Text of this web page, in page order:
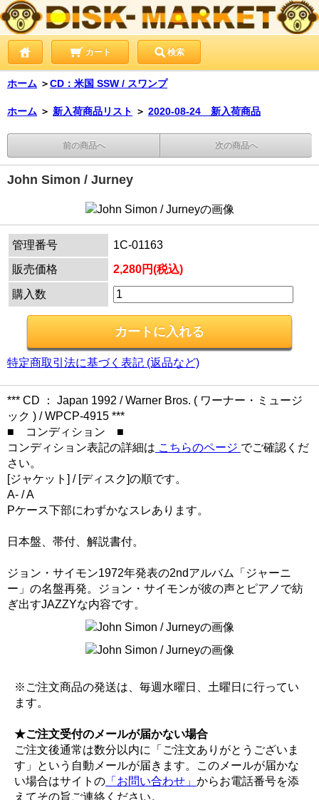
カート 検索
ホーム ＞CD：米国 SSW / スワンプ
ホーム ＞ 新入荷商品リスト ＞ 2020-08-24 新入荷商品
前の商品へ 次の商品へ
John Simon / Jurney
管理番号
1C-01163
販売価格
2,280円(税込)
購入数
特定商取引法に基づく表記 (返品など)
*** CD ： Japan 1992 / Warner Bros. ( ワーナー・ミュージ
ック ) / WPCP-4915 ***
■ コンディション ■
コンディション表記の詳細は こちらのページ でご確認くだ
さい。
[ジャケット] / [ディスク]の順です。
A- / A
Pケース下部にわずかなスレあります。
日本盤、帯付、解説書付。
ジョン・サイモン1972年発表の2ndアルバム「ジャーニ
ー」の名盤再発。ジョン・サイモンが彼の声とピアノで紡
ぎ出すJAZZYな内容です。
※ご注文商品の発送は、毎週水曜日、土曜日に行ってい
ます。
★ご注文受付のメールが届かない場合
ご注文後通常は数分以内に「ご注文ありがとうございま
す」という自動メールが届きます。このメールが届かな
い場合はサイトの 「お問い合わせ」 からお電話番号を添
えてその旨ご連絡ください。